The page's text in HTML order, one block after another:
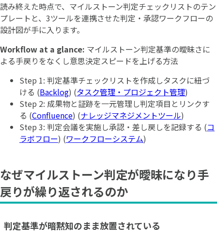
読み終えた時点で、マイルストーン判定チェックリストのテン
プレートと、3ツールを連携させた判定・承認ワークフローの
設計図が手に入ります。
Workflow at a glance: マイルストーン判定基準の曖昧さに
よる手戻りをなくし意思決定スピードを上げる方法
Step 1: 判定基準チェックリストを作成しタスクに紐づ
ける (Backlog) (タスク管理・プロジェクト管理)
Step 2: 成果物と証跡を一元管理し判定項目とリンクす
る (Confluence) (ナレッジマネジメントツール)
Step 3: 判定会議を実施し承認・差し戻しを記録する (コ
ラボフロー) (ワークフローシステム)
なぜマイルストーン判定が曖昧になり手
戻りが繰り返されるのか
判定基準が暗黙知のまま放置されている